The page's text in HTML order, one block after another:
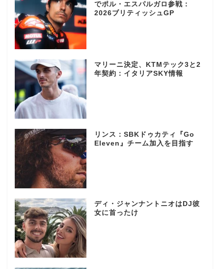
でポル・エスパルガロ参戦：
2026ブリティッシュGP
マリーニ決定、KTMテック3と2
年契約：イタリアSKY情報
リンス：SBKドゥカティ『Go
Eleven』チーム加入を目指す
ディ・ジャンナントニオはDJ彼
女に首ったけ